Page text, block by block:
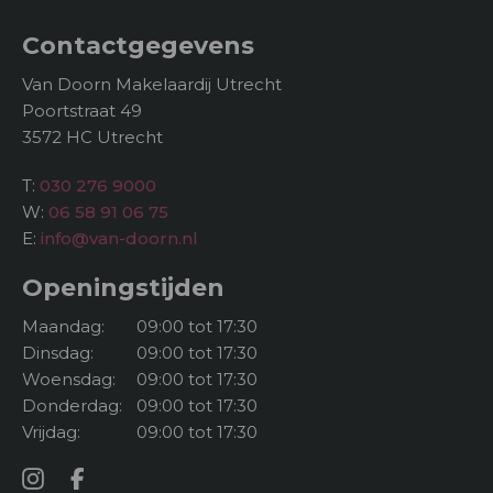
combinatie van de lichte wandtegels, warme tinten
uitstraling.
De overige kamers zijn flexibel in gebruik en
hobbykamer.
Tweede verdieping:
De tweede verdieping is in 2022 fors vergroot door
middel van een dakopbouw, waardoor er een
indrukwekkende hoeveelheid extra leefruimte is
ontstaan. De bestaande verdieping is hierbij volledig
opnieuw ingedeeld en voelt nu als een volwaardige
woonlaag aan. Zo beschikt deze verdieping over een
royale, lichte kamer aan de achterzijde met brede
er een extra kamer aanwezig met dakramen en
Contactgegevens
Van Doorn Makelaardij Utrecht
Poortstraat 49
3572 HC Utrecht
T: 030 276 9000
W: 06 58 91 06 75
E: info@van-doorn.nl
Openingstijden
Maandag:
09:00 tot 17:30
Dinsdag:
09:00 tot 17:30
Woensdag:
09:00 tot 17:30
Donderdag:
09:00 tot 17:30
Vrijdag:
09:00 tot 17:30